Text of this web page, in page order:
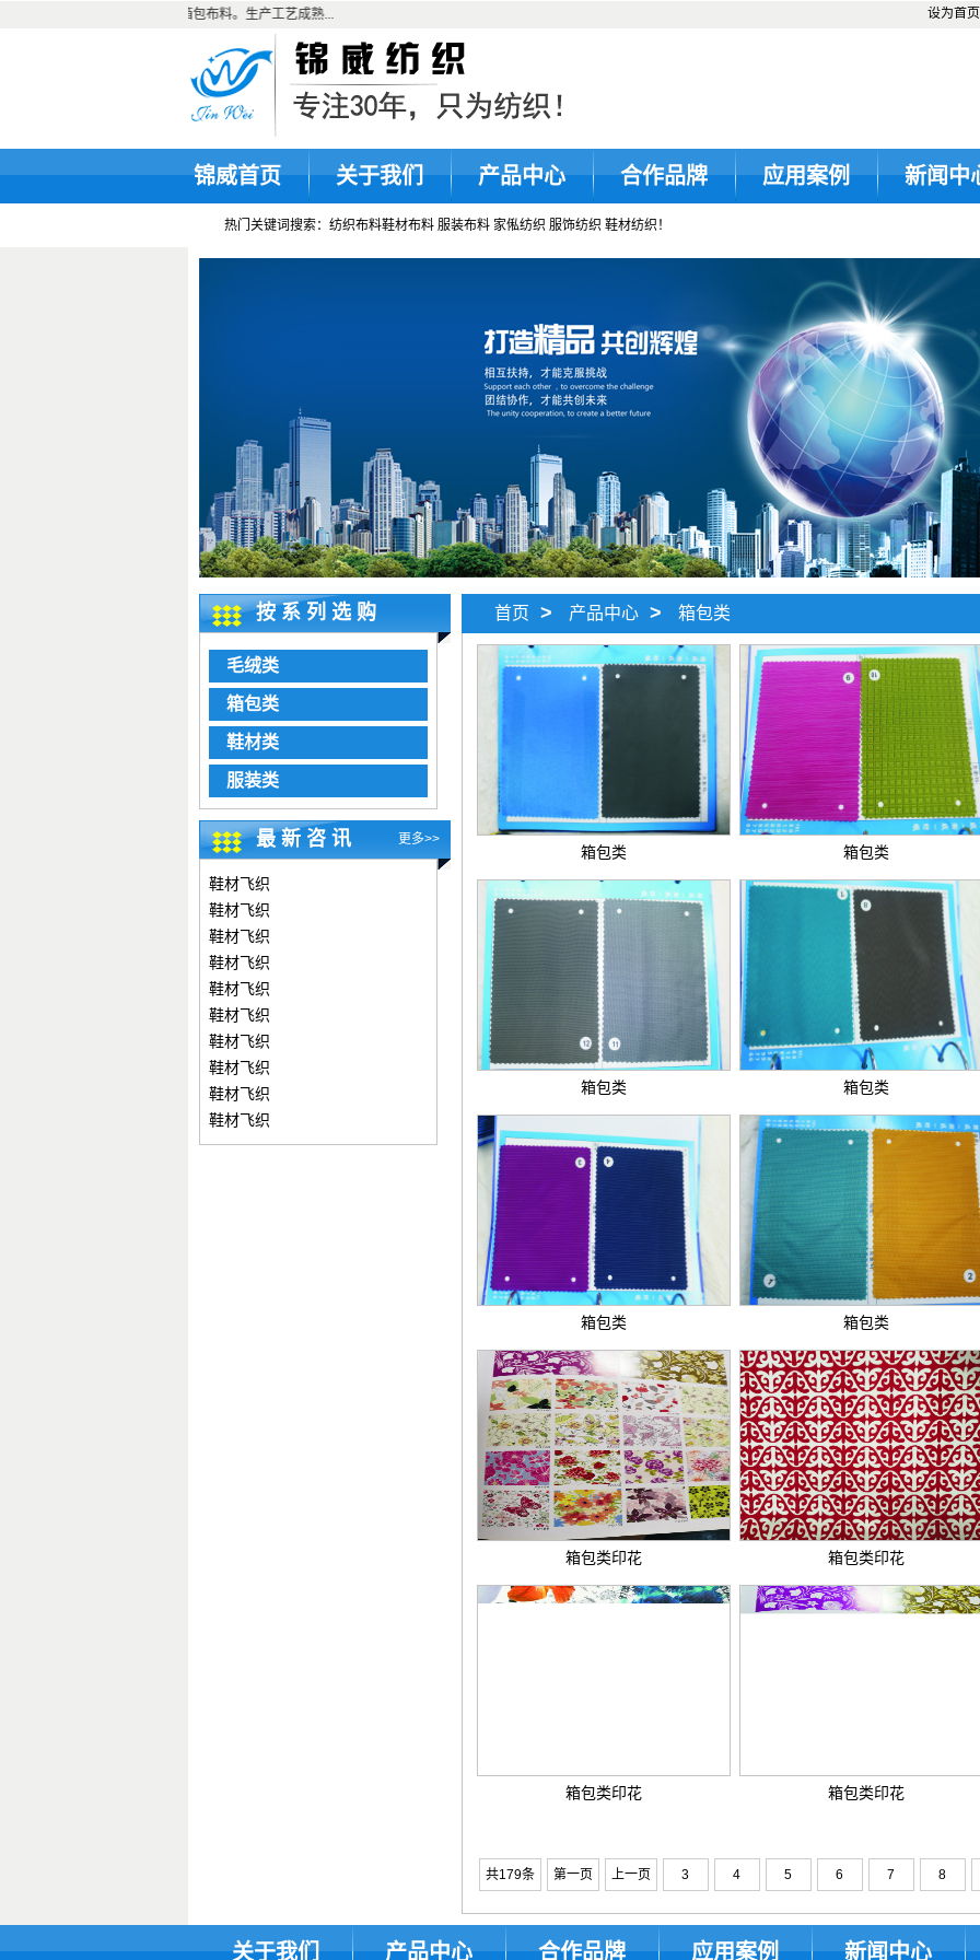
设为首页
料、家私家纺布料以及箱包布料。生产工艺成熟...
锦威首页 关于我们 产品中心 合作品牌 应用案例 新闻中
热门关键词搜索：纺织布料鞋材布料 服装布料 家俬纺织 服饰纺织 鞋材纺织！
按系列选购
毛绒类
箱包类
鞋材类
服装类
最新咨讯 更多>>
鞋材飞织
鞋材飞织
鞋材飞织
鞋材飞织
鞋材飞织
鞋材飞织
鞋材飞织
鞋材飞织
鞋材飞织
鞋材飞织
首页 > 产品中心 > 箱包类
箱包类 箱包类
箱包类 箱包类
箱包类 箱包类
箱包类印花 箱包类印花
箱包类印花 箱包类印花
共179条 第一页 上一页 3 4 5 6 7 8
关于我们 产品中心 合作品牌 应用案例 新闻中心